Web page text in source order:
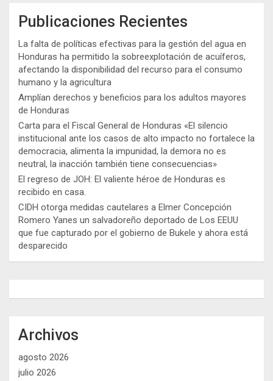
Publicaciones Recientes
La falta de políticas efectivas para la gestión del agua en
Honduras ha permitido la sobreexplotación de acuíferos,
afectando la disponibilidad del recurso para el consumo
humano y la agricultura
Amplían derechos y beneficios para los adultos mayores
de Honduras
Carta para el Fiscal General de Honduras «El silencio
institucional ante los casos de alto impacto no fortalece la
democracia, alimenta la impunidad, la demora no es
neutral, la inacción también tiene consecuencias»
El regreso de JOH: El valiente héroe de Honduras es
recibido en casa.
CIDH otorga medidas cautelares a Elmer Concepción
Romero Yanes un salvadoreño deportado de Los EEUU
que fue capturado por el gobierno de Bukele y ahora está
desparecido
Archivos
agosto 2026
julio 2026